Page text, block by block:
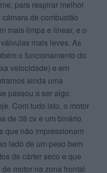
para respirar melhor
câmara de combustão
mais limpa e linear, e o
mais leves. As
o funcionamento do
velocidade) e em
ainda uma
passou a ser algo
Com tudo isto, o motor
de 38 cv e um binário
que não impressionam
lado de um peso bem
de cárter seco e que
motor na zona frontal